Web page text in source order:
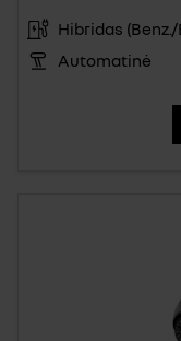
Hibridas (Benz./
Automatinė